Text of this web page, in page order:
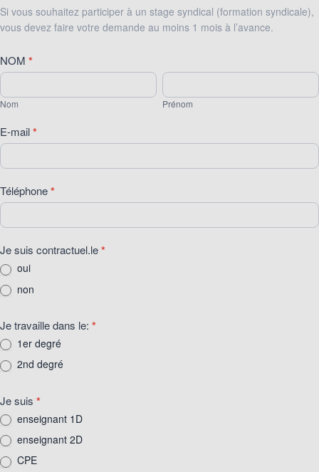
Si vous souhaitez participer à un stage syndical (formation syndicale),
vous devez faire votre demande au moins 1 mois à l’avance.
NOM *
Nom
Nom
Prénom
Prénom
E-mail*
Téléphone*
Je suis contractuel.le*
oui
non
Je travaille dans le: *
1er degré
2nd degré
Je suis *
enseignant 1D
enseignant 2D
CPE